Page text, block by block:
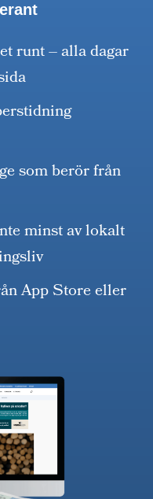
runt – alla dagar
som berör från
minst av lokalt
App Store eller